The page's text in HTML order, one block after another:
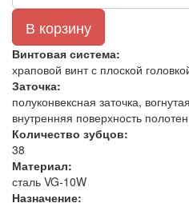
В корзину
Винтовая система:
храповой винт с плоской
Заточка:
полуконвексная заточка, вогнутая
внутренняя поверхность полотен
Количество зубцов:
38
Материал:
сталь VG‑10W
Назначение: